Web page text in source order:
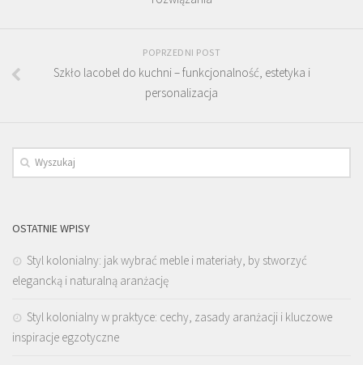
POPRZEDNI POST
Szkło lacobel do kuchni – funkcjonalność, estetyka i
personalizacja
OSTATNIE WPISY
Styl kolonialny: jak wybrać meble i materiały, by stworzyć
elegancką i naturalną aranżację
Styl kolonialny w praktyce: cechy, zasady aranżacji i kluczowe
inspiracje egzotyczne